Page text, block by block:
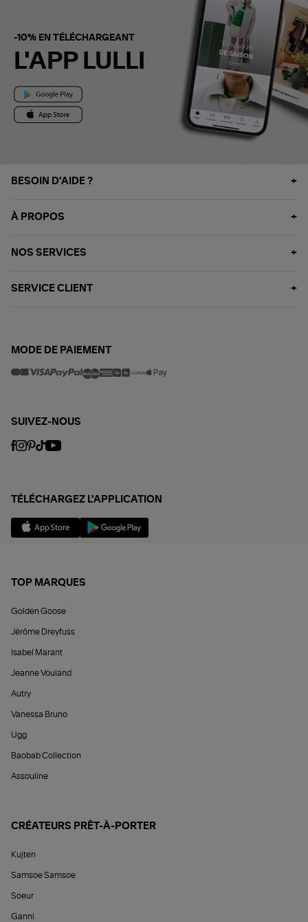
-10% EN TÉLÉCHARGEANT
L'APP LULLI
BESOIN D'AIDE ?
À PROPOS
NOS SERVICES
SERVICE CLIENT
MODE DE PAIEMENT
SUIVEZ-NOUS
TÉLÉCHARGEZ L'APPLICATION
TOP MARQUES
Golden Goose
Jérôme Dreyfuss
Isabel Marant
Jeanne Vouland
Autry
Vanessa Bruno
Ugg
Baobab Collection
Assouline
CRÉATEURS PRÊT-À-PORTER
Kujten
Samsoe Samsoe
Soeur
Ganni